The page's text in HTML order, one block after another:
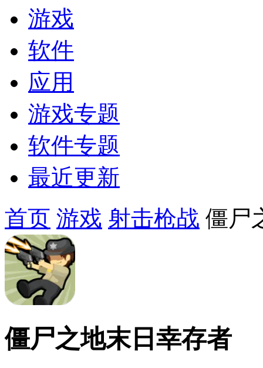
游戏
软件
应用
游戏专题
软件专题
最近更新
首页 游戏 射击枪战 僵尸
僵尸之地末日幸存者